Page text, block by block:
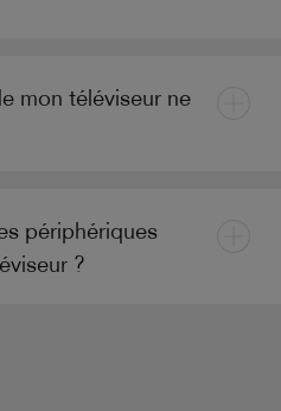
mon téléviseur ne
périphériques
?